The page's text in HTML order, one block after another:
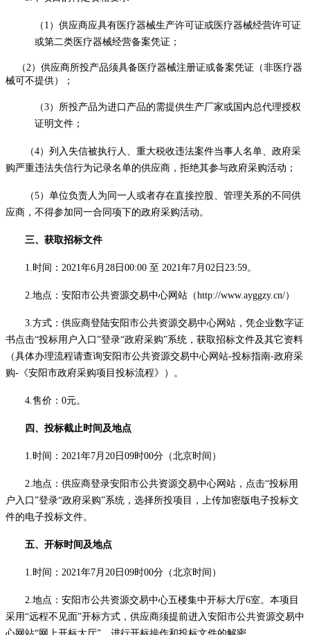
（ 1） 供应商应具有医疗器械生产许可证或医疗器械经营许可证
或第二类医疗器械经营备案凭证 ；
（2） 供应商所投产品须具备医疗器械注册证或备案凭证 （非医疗器
械可不提供）
；
（3） 所投产品为进口产品的需提供生产厂家或国内总代理授权
证明文件；
（4）列入失信被执行人、重大税收违法案件当事人名单、政府采
购严重违法失信行为记录名单的供应商，拒绝其参与政府采购活动；
（5） 单位负责人为同一人或者存在直接控股、管理关系的不同供
应商，不得参加同一合同项下的政府采购活动。
三、获取招标文件
1.时间： 2021年6月 28 日 00:00 至 2021年7月 02 日 23:59。
2.地点：安阳市公共资源交易中心网站（http://www.ayggzy.cn/）
3.方式：供应商登陆安阳市公共资源交易中心网站，凭企业数字证
书点击“投标用户入口”登录“政府采购”系统，获取招标文件及其它资料
（具体办理流程请查询安阳市公共资源交易中心网站-投标指南-政府采
购-《安阳市政府采购项目投标流程》）。
4.售价：0元。
四、投标截止时间及地点
1.时间： 2021年7月 20 日 09时00分（北京时间）
2.地点：供应商登录安阳市公共资源交易中心网站，点击“投标用
户入口”登录“政府采购”系统，选择所投项目，上传加密版电子投标文
件的电子投标文件。
五、开标时间及地点
1.时间：2021年7月 20 日 09时00分（北京时间）
2.地点：安阳市公共资源交易中心五楼集中开标大厅6室。本项目
采用“远程不见面”开标方式，供应商须提前进入安阳市公共资源交易中